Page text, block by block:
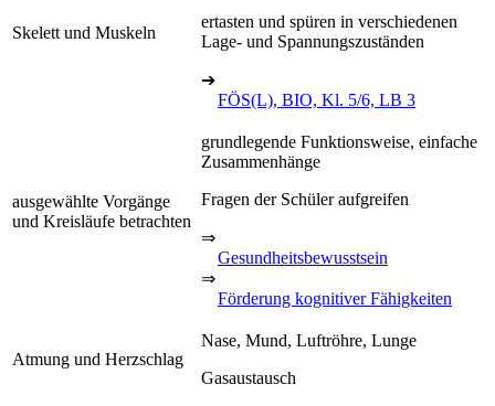
Skelett und Muskeln
ertasten und spüren in verschiedenen
Lage- und Spannungszuständen
➔
FÖS(L), BIO, Kl. 5/6, LB 3
ausgewählte Vorgänge
und Kreisläufe betrachten
grundlegende Funktionsweise, einfache
Zusammenhänge
Fragen der Schüler aufgreifen
⇒
Gesundheitsbewusstsein
⇒
Förderung kognitiver Fähigkeiten
Atmung und Herzschlag
Nase, Mund, Luftröhre, Lunge
Gasaustausch